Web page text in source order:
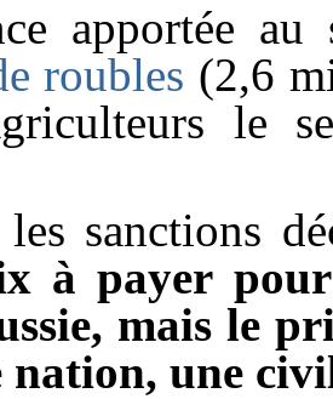
apportée
roubles (2,6
le
sanctions
à payer
mais le
nation, une